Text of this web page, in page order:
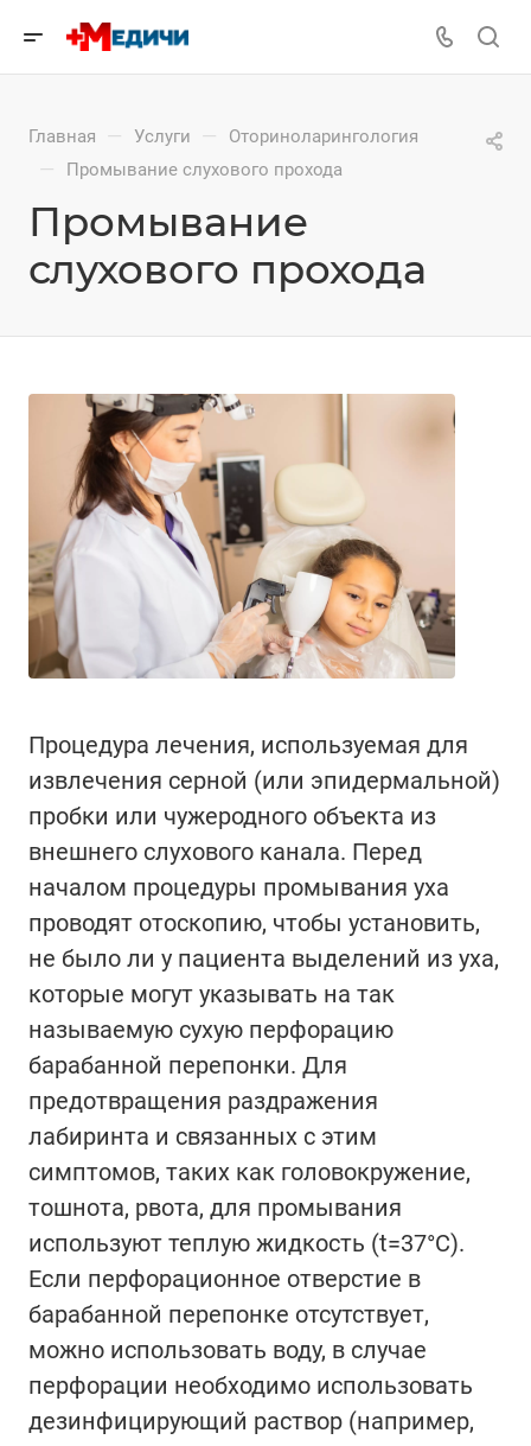
Главная — Услуги — Оториноларингология
— Промывание слухового прохода
Промывание
слухового прохода
Процедура лечения, используемая для
извлечения серной (или эпидермальной)
пробки или чужеродного объекта из
внешнего слухового канала. Перед
началом процедуры промывания уха
проводят отоскопию, чтобы установить,
не было ли у пациента выделений из уха,
которые могут указывать на так
называемую сухую перфорацию
барабанной перепонки. Для
предотвращения раздражения
лабиринта и связанных с этим
симптомов, таких как головокружение,
тошнота, рвота, для промывания
используют теплую жидкость (t=37°С).
Если перфорационное отверстие в
барабанной перепонке отсутствует,
можно использовать воду, в случае
перфорации необходимо использовать
дезинфицирующий раствор (например,